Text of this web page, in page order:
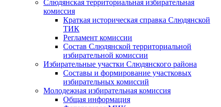
Слюдянская территориальная избирательная
комиссия
Краткая историческая справка Слюдянской
ТИК
Регламент комиссии
Состав Слюдянской территориальной
избирательной комиссии
Избирательные участки Слюдянского района
Составы и формирование участковых
избирательных комиссий
Молодежная избирательная комиссия
Общая информация